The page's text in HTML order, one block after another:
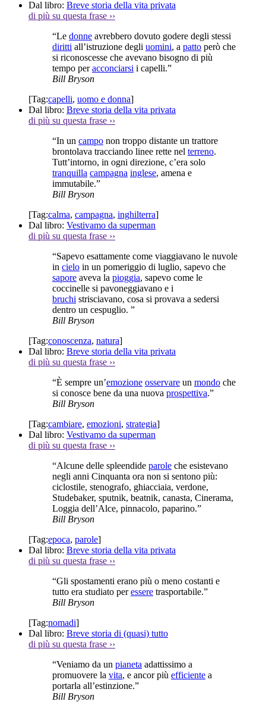
Dal libro: Breve storia della vita privata
di più su questa frase ››
“Le donne avrebbero dovuto godere degli stessi
diritti all’istruzione degli uomini, a patto però che
si riconoscesse che avevano bisogno di più
tempo peracconciarsi i capelli.”
Bill Bryson
[Tag:capelli, uomo e donna]
Dal libro: Breve storia della vita privata
di più su questa frase ››
“In un campo non troppo distante un trattore
brontolava tracciando linee rette nel terreno.
Tutt’intorno, in ogni direzione, c’era solo
tranquilla campagna inglese, amena e
immutabile.”
Bill Bryson
[Tag:calma, campagna, inghilterra]
Dal libro: Vestivamo da superman
di più su questa frase ››
“Sapevo esattamente come viaggiavano le nuvole
in cielo in un pomeriggio di luglio, sapevo che
sapore aveva la pioggia, sapevo come le
coccinelle si pavoneggiavano e i
bruchi strisciavano, cosa si provava a sedersi
dentro un cespuglio. ”
Bill Bryson
[Tag:conoscenza, natura]
Dal libro: Breve storia della vita privata
di più su questa frase ››
“È sempre un’emozione osservare un mondo che
si conosce bene da una nuova prospettiva.”
Bill Bryson
[Tag:cambiare, emozioni, strategia]
Dal libro: Vestivamo da superman
di più su questa frase ››
“Alcune delle spleendide parole che esistevano
negli anni Cinquanta ora non si sentono più:
ciclostile, stenografo, ghiacciaia, verdone,
Studebaker, sputnik, beatnik, canasta, Cinerama,
Loggia dell’Alce, pinnacolo, paparino.”
Bill Bryson
[Tag:epoca, parole]
Dal libro: Breve storia della vita privata
di più su questa frase ››
“Gli spostamenti erano più o meno costanti e
tutto era studiato peressere trasportabile.”
Bill Bryson
[Tag:nomadi]
Dal libro: Breve storia di (quasi) tutto
di più su questa frase ››
“Veniamo da un pianeta adattissimo a
promuovere la vita, e ancor più efficiente a
portarla all’estinzione.”
Bill Bryson